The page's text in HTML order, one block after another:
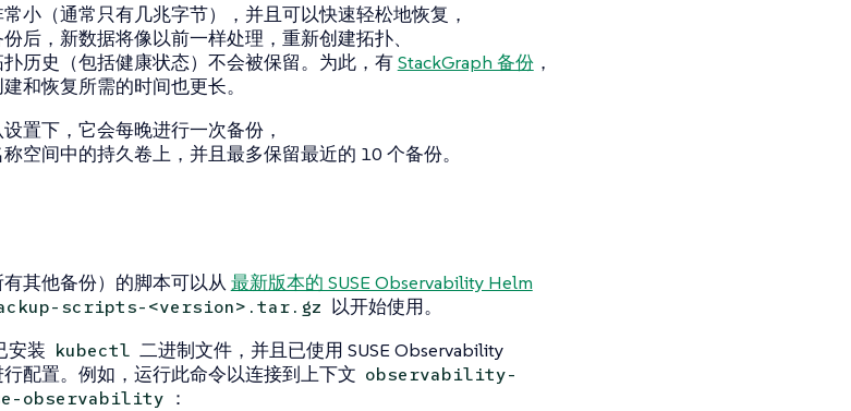
小（通常只有几兆字节），并且可以快速轻松地恢复，
后，新数据将像以前一样处理，重新创建拓扑、
历史（包括健康状态）不会被保留。为此，有StackGraph 备份，
和恢复所需的时间也更长。
置下，它会每晚进行一次备份，
空间中的持久卷上，并且最多保留最近的 10 个备份。
其他备份）的脚本可以从 最新版本的 SUSE Observability Helm
scripts-<version>.tar.gz 以开始使用。
安装 kubectl 二进制文件，并且已使用 SUSE Observability
配置。例如，运行此命令以连接到上下文 observability-
observability ：